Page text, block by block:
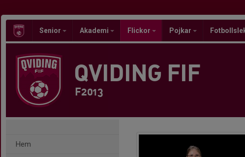
Senior Akademi Flickor Pojkar
QVIDING FIF
F2013
Hem